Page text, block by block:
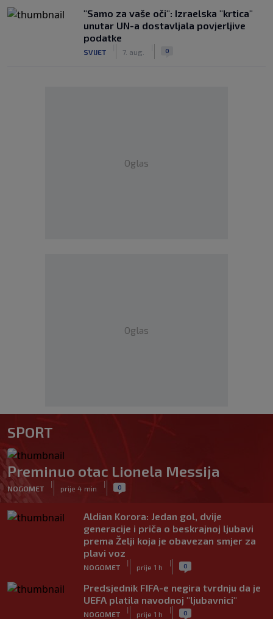
"Samo za vaše oči": Izraelska "krtica"
unutar UN-a dostavljala povjerljive
podatke
SVIJET 7. aug. 0
Oglas
Oglas
SPORT
Preminuo otac Lionela Messija
NOGOMET
|
prije 4 min
| 0
Aldian Korora: Jedan gol, dvije
generacije i priča o beskrajnoj ljubavi
prema Želji koja je obavezan smjer za
plavi voz
NOGOMET
|
prije 1 h
| 0
Predsjednik FIFA-e negira tvrdnju da je
UEFA platila navodnoj "ljubavnici"
NOGOMET
|
prije 1 h
| 0